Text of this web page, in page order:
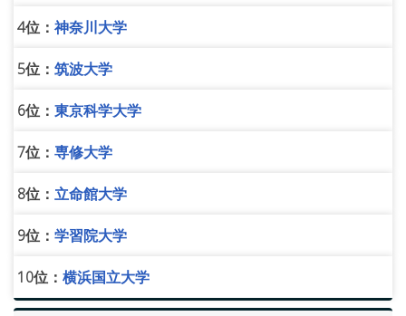
4位： 神奈川大学
5位： 筑波大学
6位： 東京科学大学
7位： 専修大学
8位： 立命館大学
9位： 学習院大学
10位： 横浜国立大学